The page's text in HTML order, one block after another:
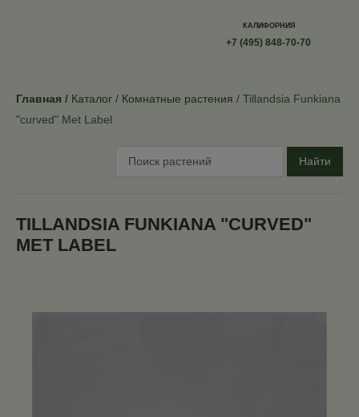
КАЛИФОРНИЯ
+7 (495) 848-70-70
Главная Каталог Комнатные растения
Tillandsia Funkiana
"curved" Met Label
Найти
TILLANDSIA FUNKIANA "CURVED"
MET LABEL